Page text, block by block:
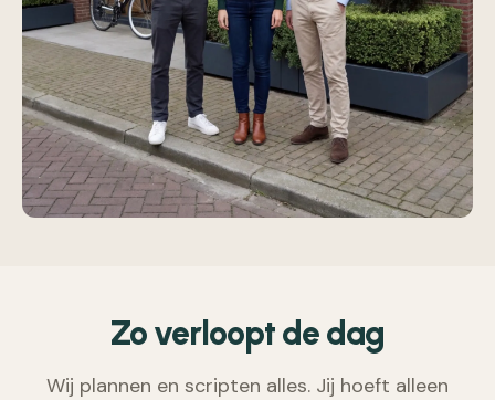
Zo verloopt de dag
Wij plannen en scripten alles. Jij hoeft alleen